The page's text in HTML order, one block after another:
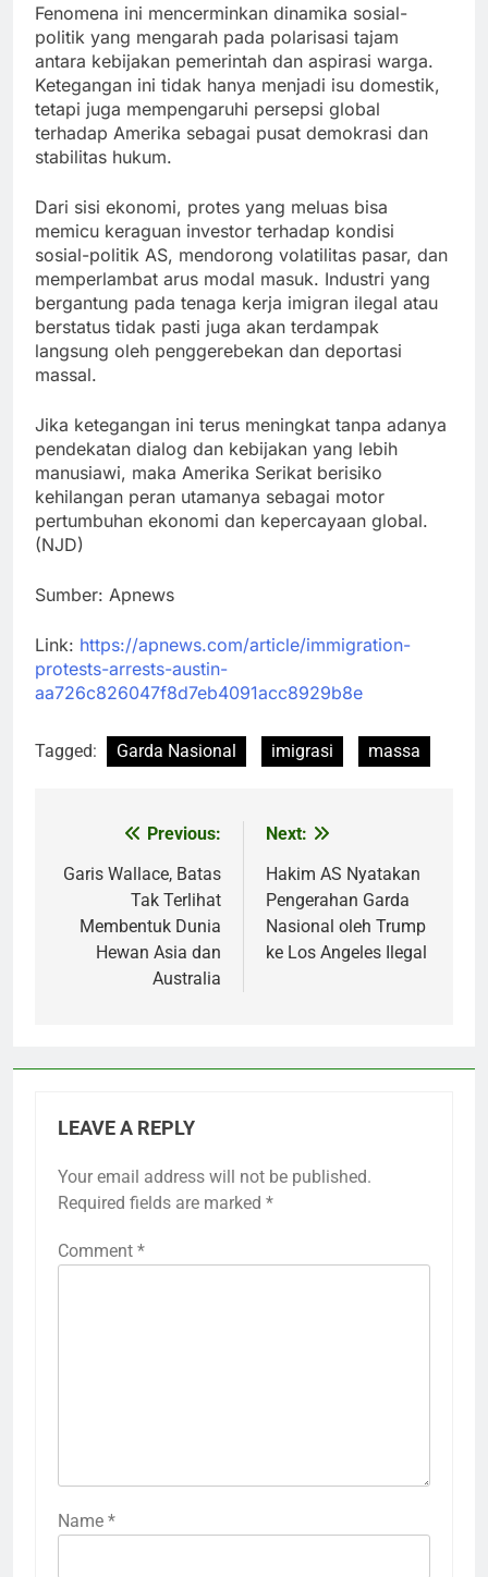
Fenomena ini mencerminkan dinamika sosial-
politik yang mengarah pada polarisasi tajam
antara kebijakan pemerintah dan aspirasi warga.
Ketegangan ini tidak hanya menjadi isu domestik,
tetapi juga mempengaruhi persepsi global
terhadap Amerika sebagai pusat demokrasi dan
stabilitas hukum.
Dari sisi ekonomi, protes yang meluas bisa
memicu keraguan investor terhadap kondisi
sosial-politik AS, mendorong volatilitas pasar, dan
memperlambat arus modal masuk. Industri yang
bergantung pada tenaga kerja imigran ilegal atau
berstatus tidak pasti juga akan terdampak
langsung oleh penggerebekan dan deportasi
massal.
Jika ketegangan ini terus meningkat tanpa adanya
pendekatan dialog dan kebijakan yang lebih
manusiawi, maka Amerika Serikat berisiko
kehilangan peran utamanya sebagai motor
pertumbuhan ekonomi dan kepercayaan global.
(NJD)
Sumber: Apnews
Link: https://apnews.com/article/immigration-
protests-arrests-austin-
aa726c826047f8d7eb4091acc8929b8e
Tagged: Garda Nasional imigrasi massa
navigation
Previous:
Garis Wallace, Batas
Tak Terlihat
Membentuk Dunia
Hewan Asia dan
Australia
Next:
Hakim AS Nyatakan
Pengerahan Garda
Nasional oleh Trump
ke Los Angeles Ilegal
LEAVE A REPLY
Your email address will not be published.
Required fields are marked *
Comment *
Name *